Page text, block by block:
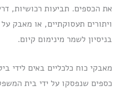
את הכספים. תביעות רכושיות,
ויתורים תעסוקתיים, או מאבק
בניסיון לשמר מינימום קיום.
מאבקי כוח כלכליים באים לידי
כספים שנפסקו על ידי בית